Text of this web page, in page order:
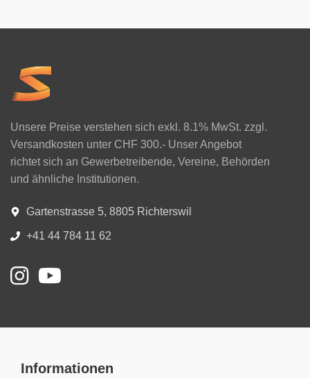
Unsere Preise verstehen sich exkl. 8.1% MwSt. zzgl.
Versandkosten unter CHF 300.- Unser Angebot
richtet sich an Gewerbetreibende, Vereine, Behörden
und ähnliche Institutionen.
Gartenstrasse 5, 8805 Richterswil
+41 44 784 11 62
Informationen